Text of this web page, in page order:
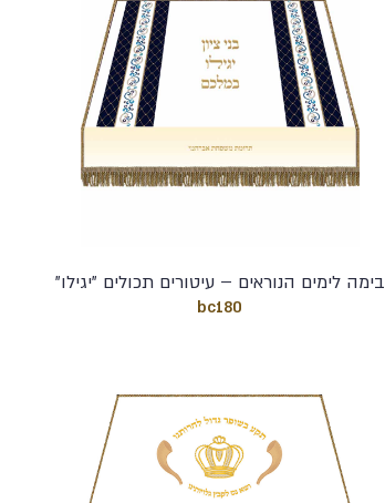
בימה לימים הנוראים – עיטורים תכולים "יגילו"
bc180